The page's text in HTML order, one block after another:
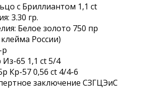
с Бриллиантом 1,1 ct
3.30 гр.
Белое золото 750 пр
России)
р
Из-65 1,1 ct 5/4
Кр-57 0,56 ct 4/4-6
заключение СЗГЦЭиС